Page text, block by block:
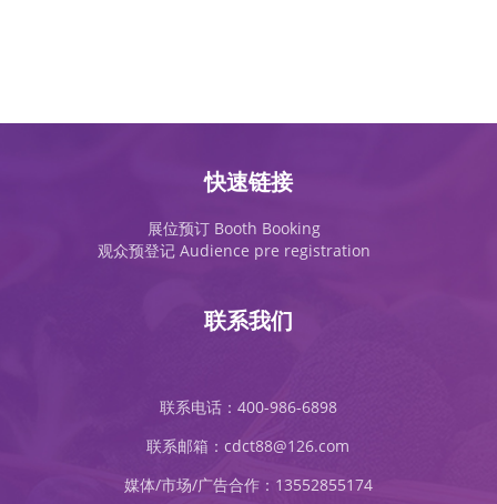
快速链接
展位预订 Booth Booking
观众预登记 Audience pre registration
联系我们
联系电话：400-986-6898
联系邮箱：cdct88@126.com
媒体/市场/广告合作：13552855174